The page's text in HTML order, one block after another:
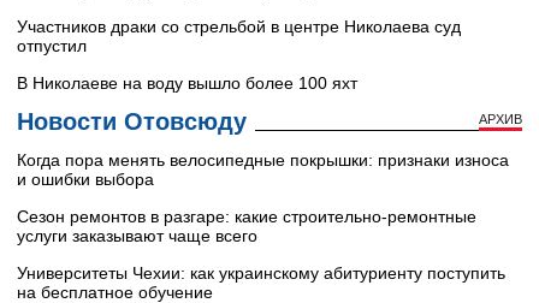
Участников драки со стрельбой в центре Николаева суд
отпустил
В Николаеве на воду вышло более 100 яхт
Новости Отовсюду АРХИВ
Когда пора менять велосипедные покрышки: признаки износа
и ошибки выбора
Сезон ремонтов в разгаре: какие строительно-ремонтные
услуги заказывают чаще всего
Университеты Чехии: как украинскому абитуриенту поступить
на бесплатное обучение